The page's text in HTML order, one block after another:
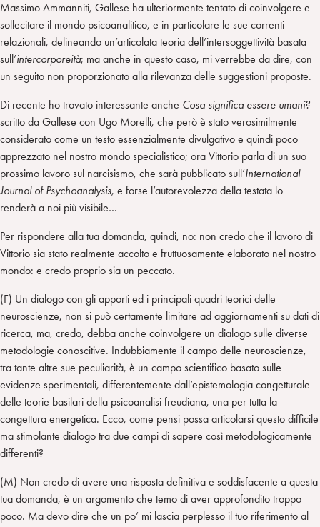
Massimo Ammanniti, Gallese ha ulteriormente tentato di coinvolgere e
sollecitare il mondo psicoanalitico, e in particolare le sue correnti
relazionali, delineando un’articolata teoria dell’intersoggettività basata
sull’intercorporeità; ma anche in questo caso, mi verrebbe da dire, con
un seguito non proporzionato alla rilevanza delle suggestioni proposte.
Di recente ho trovato interessante anche Cosa significa essere umani?
scritto da Gallese con Ugo Morelli, che però è stato verosimilmente
considerato come un testo essenzialmente divulgativo e quindi poco
apprezzato nel nostro mondo specialistico; ora Vittorio parla di un suo
prossimo lavoro sul narcisismo, che sarà pubblicato sull’International
Journal of Psychoanalysis, e forse l’autorevolezza della testata lo
renderà a noi più visibile…
Per rispondere alla tua domanda, quindi, no: non credo che il lavoro di
Vittorio sia stato realmente accolto e fruttuosamente elaborato nel nostro
mondo: e credo proprio sia un peccato.
(F) Un dialogo con gli apporti ed i principali quadri teorici delle
neuroscienze, non si può certamente limitare ad aggiornamenti su dati di
ricerca, ma, credo, debba anche coinvolgere un dialogo sulle diverse
metodologie conoscitive. Indubbiamente il campo delle neuroscienze,
tra tante altre sue peculiarità, è un campo scientifico basato sulle
evidenze sperimentali, differentemente dall’epistemologia congetturale
delle teorie basilari della psicoanalisi freudiana, una per tutta la
congettura energetica. Ecco, come pensi possa articolarsi questo difficile
ma stimolante dialogo tra due campi di sapere così metodologicamente
differenti?
(M) Non credo di avere una risposta definitiva e soddisfacente a questa
tua domanda, è un argomento che temo di aver approfondito troppo
poco. Ma devo dire che un po’ mi lascia perplesso il tuo riferimento al